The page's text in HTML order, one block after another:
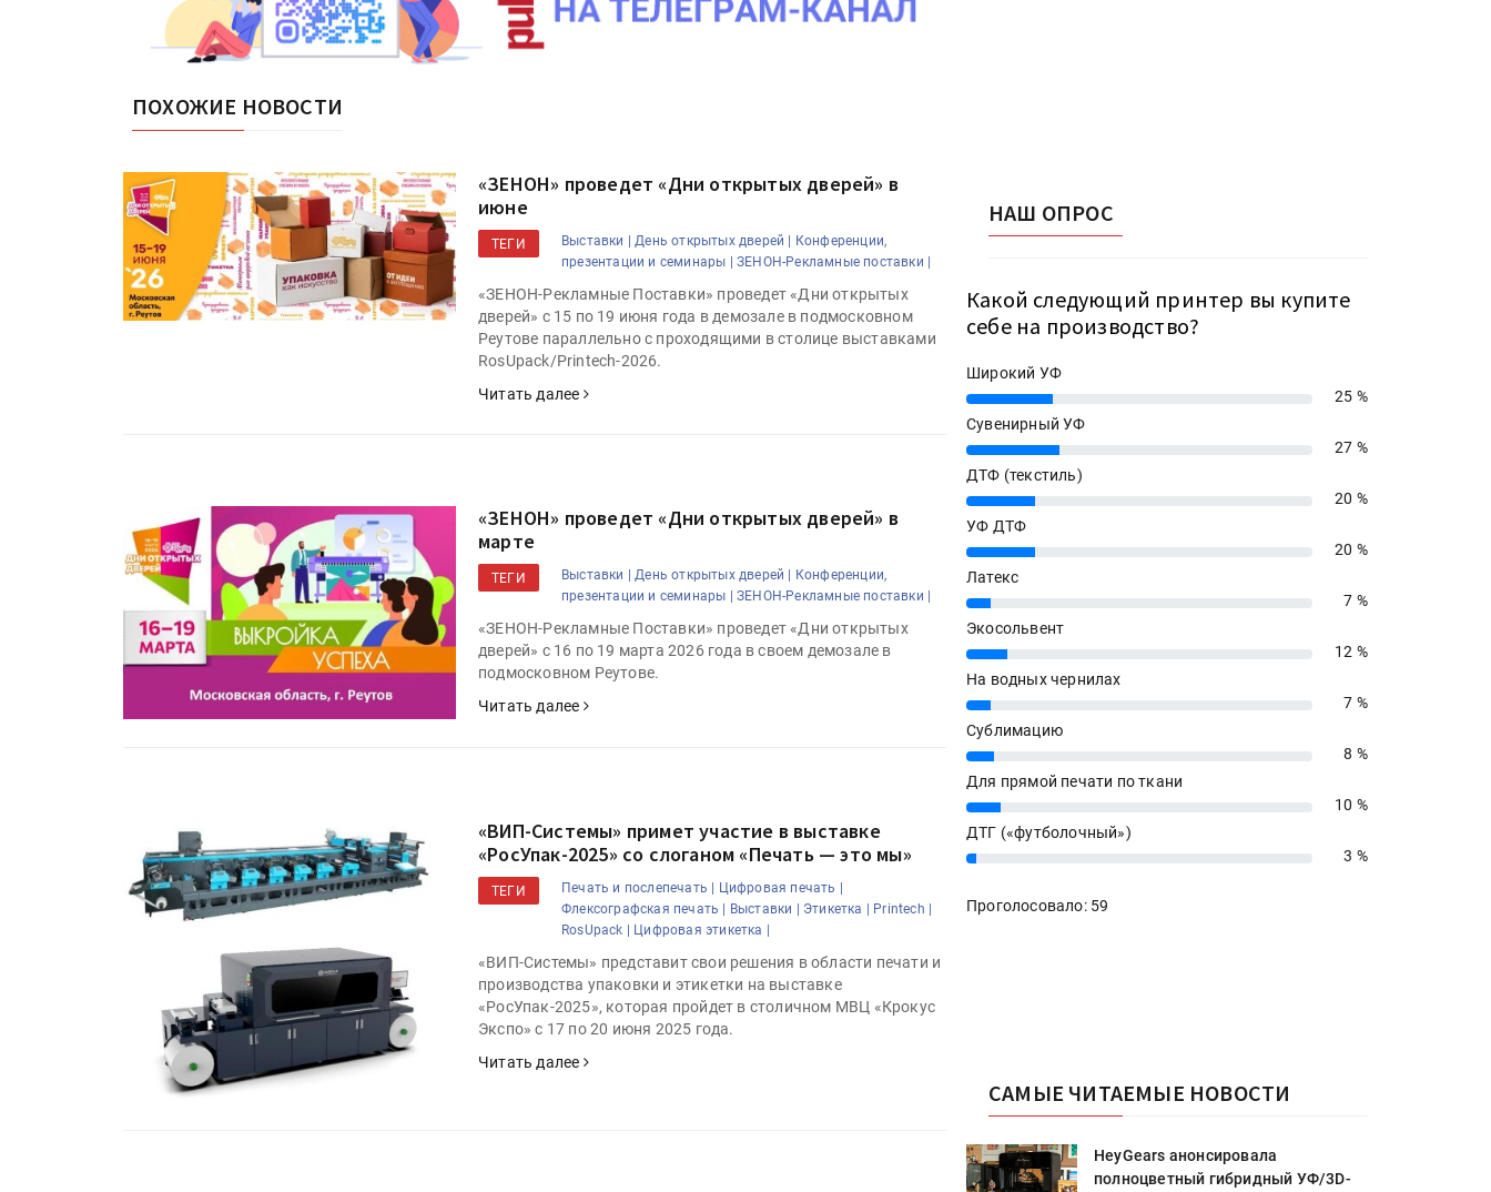
ПОХОЖИЕ НОВОСТИ
«ЗЕНОН» проведет «Дни открытых дверей» в
июне
ТЕГИ Выставки | День открытых дверей |
Конференции,
презентации и семинары |
ЗЕНОН-Рекламные поставки |
«ЗЕНОН-Рекламные Поставки» проведет «Дни открытых
дверей» с 15 по 19 июня года в демозале в подмосковном
Реутове параллельно с проходящими в столице выставками
RosUpack/Printech-2026.
Читать далее
«ЗЕНОН» проведет «Дни открытых дверей» в
марте
ТЕГИ Выставки | День открытых дверей |
Конференции,
презентации и семинары |
ЗЕНОН-Рекламные поставки |
«ЗЕНОН-Рекламные Поставки» проведет «Дни открытых
дверей» с 16 по 19 марта 2026 года в своем демозале в
подмосковном Реутове.
Читать далее
«ВИП-Системы» примет участие в выставке
«РосУпак-2025» со слоганом «Печать — это мы»
ТЕГИ Печать и послепечать |
Цифровая печать |
Флексографская печать |
Выставки | Этикетка |
Printech |
RosUpack |
Цифровая этикетка |
«ВИП-Системы» представит свои решения в области печати и
производства упаковки и этикетки на выставке
«РосУпак-2025», которая пройдет в столичном МВЦ «Крокус
Экспо» с 17 по 20 июня 2025 года.
Читать далее
НАШ ОПРОС
Какой следующий принтер вы купите
себе на производство?
Широкий УФ
25%
25 %
Сувенирный УФ
27%
27 %
ДТФ (текстиль)
20%
20 %
УФ ДТФ
20%
20 %
Латекс
7%
7 %
Экосольвент
12%
12 %
На водных чернилах
7%
7 %
Сублимацию
8%
8 %
Для прямой печати по ткани
10%
10 %
ДТГ («футболочный»)
3% 3 %
Проголосовало: 59
САМЫЕ ЧИТАЕМЫЕ НОВОСТИ
HeyGears анонсировала
полноцветный гибридный УФ/3D-